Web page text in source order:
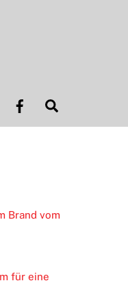
Twitter Facebook
Brand vom
für eine